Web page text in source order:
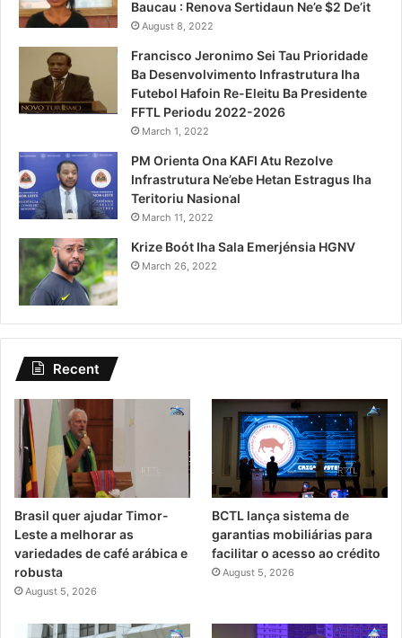
Baucau : Renova Sertidaun Ne’e $2 De’it
August 8, 2022
Francisco Jeronimo Sei Tau Prioridade
Ba Desenvolvimento Infrastrutura Iha
Futebol Hafoin Re-Eleitu Ba Presidente
FFTL Periodu 2022-2026
March 1, 2022
PM Orienta Ona KAFI Atu Rezolve
Infrastrutura Ne’ebe Hetan Estragus Iha
Teritoriu Nasional
March 11, 2022
Krize Boót Iha Sala Emerjénsia HGNV
March 26, 2022
Recent
Brasil quer ajudar Timor-
Leste a melhorar as
variedades de café arábica e
robusta
August 5, 2026
BCTL lança sistema de
garantias mobiliárias para
facilitar o acesso ao crédito
August 5, 2026